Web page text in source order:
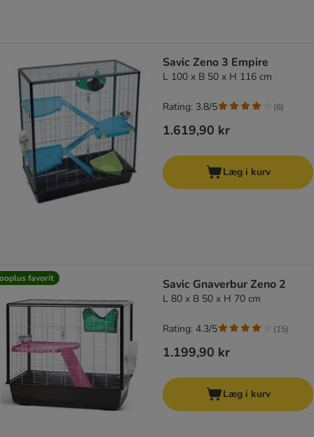
Savic Zeno 3 Empire
L 100 x B 50 x H 116 cm
1.619,90 kr
Rating: 3.8/5 (6)
Læg i kurv
favorit Savic Gnaverbur Zeno 2
L 80 x B 50 x H 70 cm
1.199,90 kr
Rating: 4.3/5 (15)
Læg i kurv